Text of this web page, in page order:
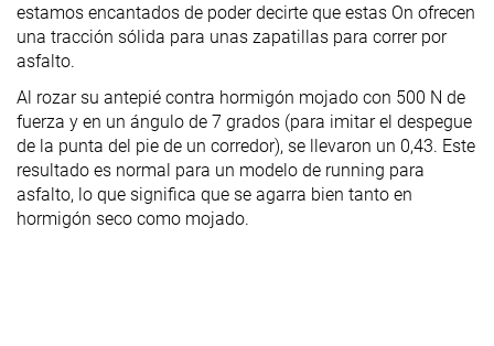
estamos encantados de poder decirte que estas On ofrecen
una tracción sólida para unas zapatillas para correr por
asfalto.
Al rozar su antepié contra hormigón mojado con 500 N de
fuerza y en un ángulo de 7 grados (para imitar el despegue
de la punta del pie de un corredor), se llevaron un 0,43. Este
resultado es normal para un modelo de running para
asfalto, lo que significa que se agarra bien tanto en
hormigón seco como mojado.